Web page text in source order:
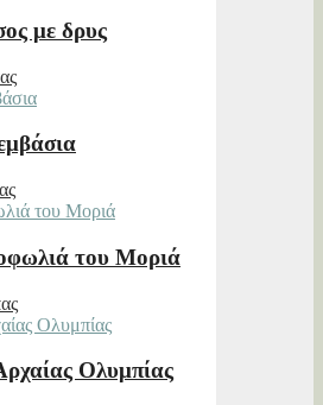
με δρυς
του Μοριά
Ολυμπίας